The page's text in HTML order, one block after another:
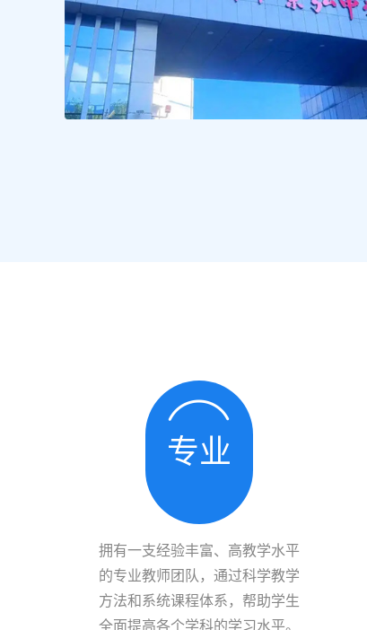
专业
拥有一支经验丰富、高教学水平
的专业教师团队，通过科学教学
方法和系统课程体系，帮助学生
全面提高各个学科的学习水平。